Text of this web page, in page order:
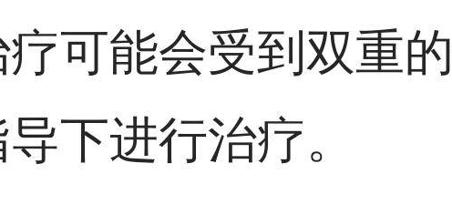
可能会受到双重
下进行治疗。